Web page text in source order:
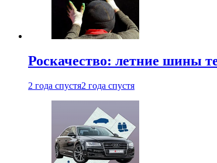
Роскачество: летние шины
2 года спустя2 года спустя